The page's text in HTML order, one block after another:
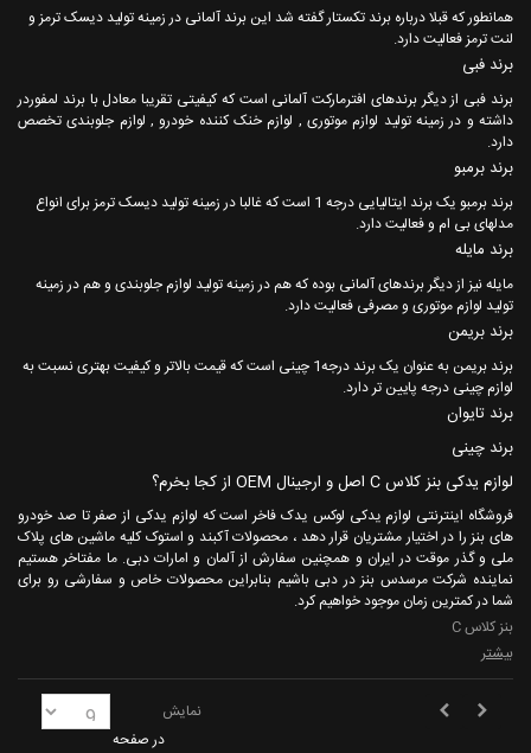
همانطور که قبلا درباره برند تکستار گفته شد این برند آلمانی در زمینه تولید دیسک ترمز و
لنت ترمز فعالیت دارد.
برند فبی
برند فبی از دیگر برندهای افترمارکت آلمانی است که کیفیتی تقریبا معادل با برند لمفوردر
داشته و در زمینه تولید لوازم موتوری , لوازم خنک کننده خودرو , لوازم جلوبندی تخصص
دارد.
برند برمبو
برند برمبو یک برند ایتالیایی درجه 1 است که غالبا در زمینه تولید دیسک ترمز برای انواع
مدلهای بی ام و فعالیت دارد.
برند مایله
مایله نیز از دیگر برندهای آلمانی بوده که هم در زمینه تولید لوازم جلوبندی و هم در زمینه
تولید لوازم موتوری و مصرفی فعالیت دارد.
برند بریمن
برند بریمن به عنوان یک برند درجه1 چینی است که قیمت بالاتر و کیفیت بهتری نسبت به
لوازم چینی درجه پایین تر دارد.
برند تایوان
برند چینی
لوازم یدکی بنز کلاس C اصل و ارجینال OEM از کجا بخرم؟
فروشگاه اینترنتی لوازم یدکی لوکس یدک فاخر است که لوازم یدکی از صفر تا صد خودرو
های بنز را در اختیار مشتریان قرار دهد ، محصولات آکبند و استوک کلیه ماشین های پلاک
ملی و گذر موقت در ایران و همچنین سفارش از آلمان و امارات دبی. ما مفتاخر هستیم
نماینده شرکت مرسدس بنز در دبی باشیم بنابراین محصولات خاص و سفارشی رو برای
شما در کمترین زمان موجود خواهیم کرد.
بنز کلاس C
بیشتر
نمایش
در صفحه